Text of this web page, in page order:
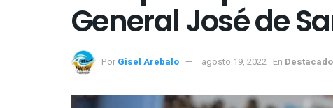
General José de
Por Gisel Arebalo agosto 19, 2022 En Destacado